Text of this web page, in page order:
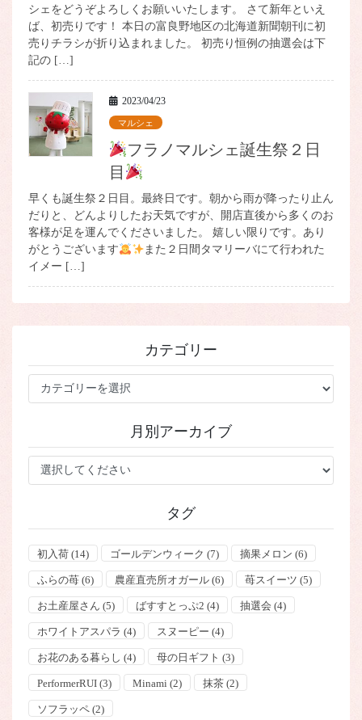
シェをどうぞよろしくお願いいたします。 さて新年といえ
ば、初売りです！ 本日の富良野地区の北海道新聞朝刊に初
売りチラシが折り込まれました。 初売り恒例の抽選会は下
記の […]
2023/04/23
マルシェ
フラノマルシェ誕生祭２日
目
早くも誕生祭２日目。最終日です。朝から雨が降ったり止ん
だりと、どんよりしたお天気ですが、開店直後から多くのお
客様が足を運んでくださいました。 嬉しい限りです。あり
がとうございます
また２日間タマリーバにて行われた
イメー […]
カテゴリー
ー
月別アーカイブ
タグ
初入荷(14) ゴールデンウィーク (7) 摘果メロン (6)
ふらの苺(6) 農産直売所オガール(6) 苺スイーツ (5)
お土産屋さん (5) ばすすとっぷ2 (4) 抽選会 (4)
ホワイトアスパラ (4) スヌーピー (4)
お花のある暮らし (4) 母の日ギフト (3)
PerformerRUI(3) Minami (2) 抹茶(2)
ソフラッペ(2)